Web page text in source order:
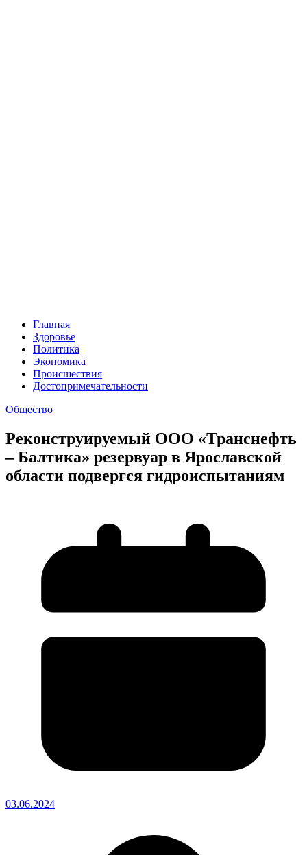
Главная
Здоровье
Политика
Экономика
Происшествия
Достопримечательности
Общество
Реконструируемый ООО «Транснефть
– Балтика» резервуар в Ярославской
области подвергся гидроиспытаниям
03.06.2024